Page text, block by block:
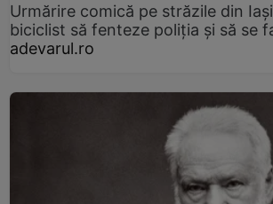
Urmărire comică pe străzile din
biciclist să fenteze poliția și să se
adevarul.ro